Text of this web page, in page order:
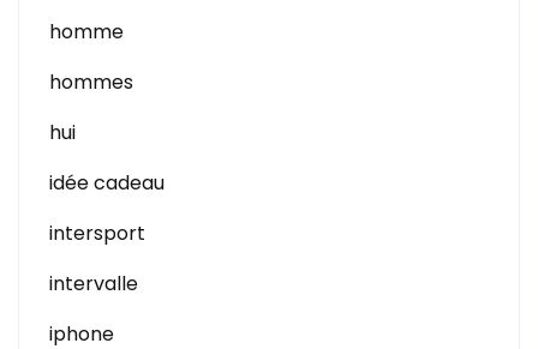
homme
hommes
hui
idée cadeau
intersport
intervalle
iphone